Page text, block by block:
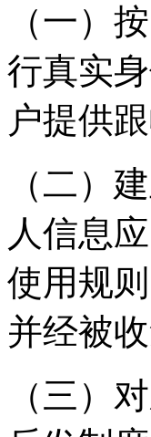
（一）
行真实
户提供
（二）
人信息
使用规
并经被
（三）